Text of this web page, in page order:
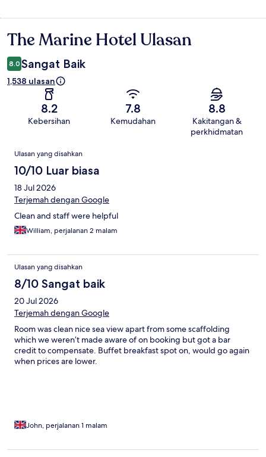
Ulasan
The Marine Hotel Ulasan
8.0 Sangat Baik
1,538 ulasan
8.2
Kebersihan
7.8
Kemudahan
8.8
Kakitangan &
perkhidmatan
Ulasan
Ulasan yang disahkan
10/10 Luar biasa
18 Jul 2026
Terjemah dengan Google
Clean and staff were helpful
William, perjalanan 2 malam
Ulasan yang disahkan
8/10 Sangat baik
20 Jul 2026
Terjemah dengan Google
Room was clean nice sea view apart from some scaffolding
which we weren’t made aware of on booking but got a bar
credit to compensate. Buffet breakfast spot on, would go again
when prices are lower.
John, perjalanan 1 malam